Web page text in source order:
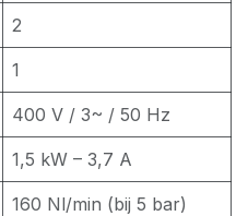
2
1
400 V / 3~ / 50 Hz
1,5 kW – 3,7 A
160 Nl/min (bij 5 bar)